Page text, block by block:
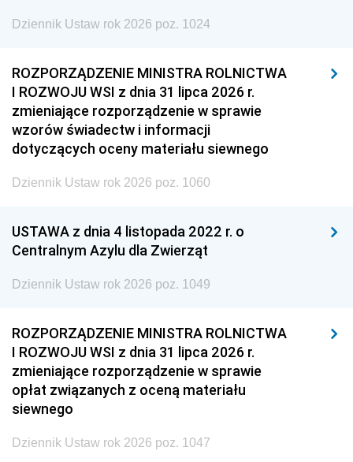
Dziennik Ustaw rok 2026 poz. 1024
ROZPORZĄDZENIE MINISTRA ROLNICTWA
I ROZWOJU WSI z dnia 31 lipca 2026 r.
zmieniające rozporządzenie w sprawie
wzorów świadectw i informacji
dotyczących oceny materiału siewnego
Dziennik Ustaw rok 2026 poz. 1060
USTAWA z dnia 4 listopada 2022 r. o
Centralnym Azylu dla Zwierząt
Dziennik Ustaw rok 2026 poz. 1049
ROZPORZĄDZENIE MINISTRA ROLNICTWA
I ROZWOJU WSI z dnia 31 lipca 2026 r.
zmieniające rozporządzenie w sprawie
opłat związanych z oceną materiału
siewnego
Dziennik Ustaw rok 2026 poz. 1047